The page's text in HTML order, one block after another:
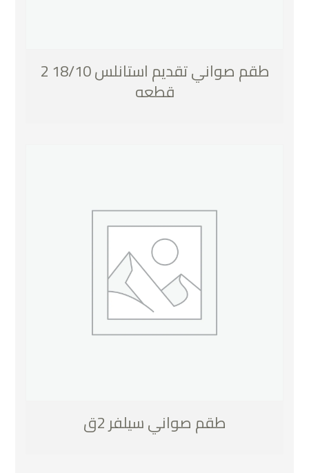
طقم صواني تقديم استانلس 18/10 2
قطعه
طقم صواني سيلفر 2ق